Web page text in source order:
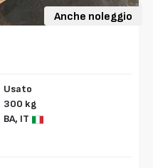
Anche noleggio
Usato
300 kg
BA, IT